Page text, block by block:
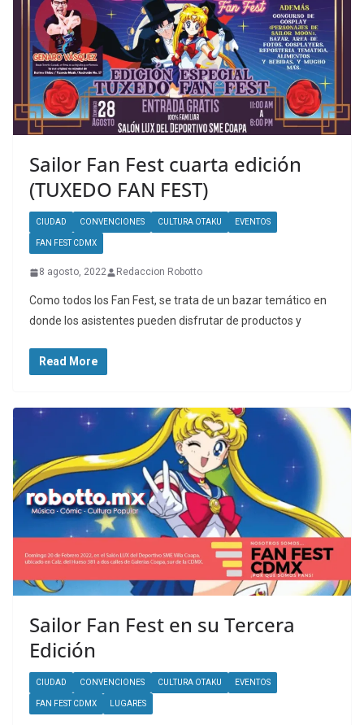
Sailor Fan Fest cuarta edición
(TUXEDO FAN FEST)
CIUDAD CONVENCIONES CULTURA OTAKU EVENTOS
FAN FEST CDMX
8 agosto, 2022 Redaccion Robotto
Como todos los Fan Fest, se trata de un bazar temático en
donde los asistentes pueden disfrutar de productos y
Read More
Sailor Fan Fest en su Tercera
Edición
CIUDAD CONVENCIONES CULTURA OTAKU EVENTOS
FAN FEST CDMX LUGARES